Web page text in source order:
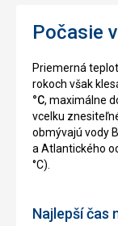
Počasie
Priemerná
rokoch však
°C, maximálne
vcelku
obmývajú vody
a Atlantického
°C).
Najlepší čas